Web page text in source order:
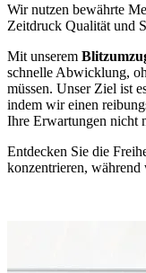
Wir nutzen bewährte
Zeitdruck Qualität und
Mit unserem
schnelle Abwicklung,
müssen. Unser Ziel ist
indem wir einen
Ihre Erwartungen nicht
Entdecken Sie die
konzentrieren,